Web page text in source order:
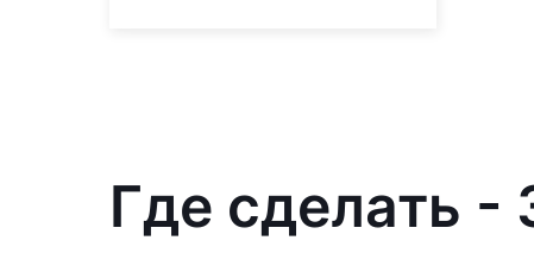
Где сделать -